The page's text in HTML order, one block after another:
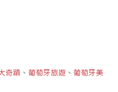
奇蹟 、葡萄牙旅遊 、葡萄牙美